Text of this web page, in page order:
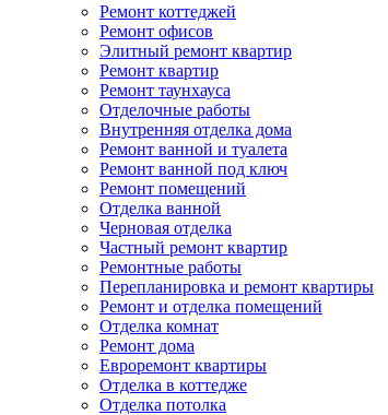
Ремонт коттеджей
Ремонт офисов
Элитный ремонт квартир
Ремонт квартир
Ремонт таунхауса
Отделочные работы
Внутренняя отделка дома
Ремонт ванной и туалета
Ремонт ванной под ключ
Ремонт помещений
Отделка ванной
Черновая отделка
Частный ремонт квартир
Ремонтные работы
Перепланировка и ремонт квартиры
Ремонт и отделка помещений
Отделка комнат
Ремонт дома
Евроремонт квартиры
Отделка в коттедже
Отделка потолка